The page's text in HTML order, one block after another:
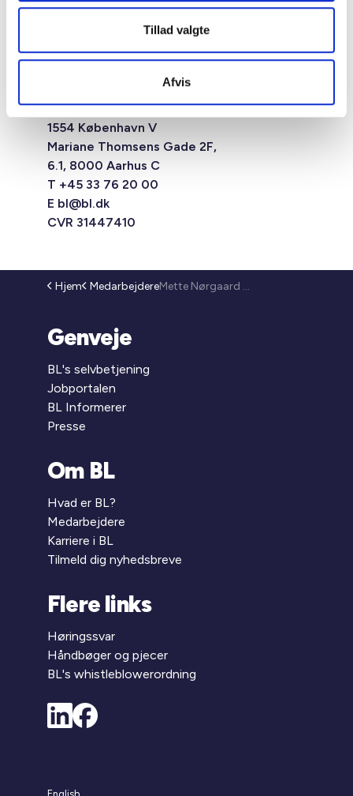
Tillad valgte
Afvis
Studiestræde 50,
1554 København V
Mariane Thomsens Gade 2F,
6.1, 8000 Aarhus C
T +45 33 76 20 00
E bl@bl.dk
CVR 31447410
Hjem Medarbejdere Mette Nørgaard Larsen
Genveje
BL's selvbetjening
Jobportalen
BL Informerer
Presse
Om BL
Hvad er BL?
Medarbejdere
Karriere i BL
Tilmeld dig nyhedsbreve
Flere links
Høringssvar
Håndbøger og pjecer
BL's whistleblowerordning